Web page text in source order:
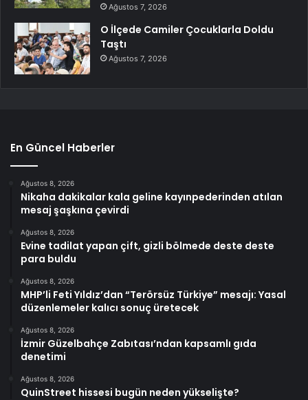
Ağustos 7, 2026
O İlçede Camiler Çocuklarla Doldu
Taştı
Ağustos 7, 2026
En Güncel Haberler
Ağustos 8, 2026
Nikaha dakikalar kala geline kayınpederinden atılan
mesaj şaşkına çevirdi
Ağustos 8, 2026
Evine tadilat yapan çift, gizli bölmede deste deste
para buldu
Ağustos 8, 2026
MHP’li Feti Yıldız’dan “Terörsüz Türkiye” mesajı: Yasal
düzenlemeler kalıcı sonuç üretecek
Ağustos 8, 2026
İzmir Güzelbahçe Zabıtası’ndan kapsamlı gıda
denetimi
Ağustos 8, 2026
QuinStreet hissesi bugün neden yükselişte?